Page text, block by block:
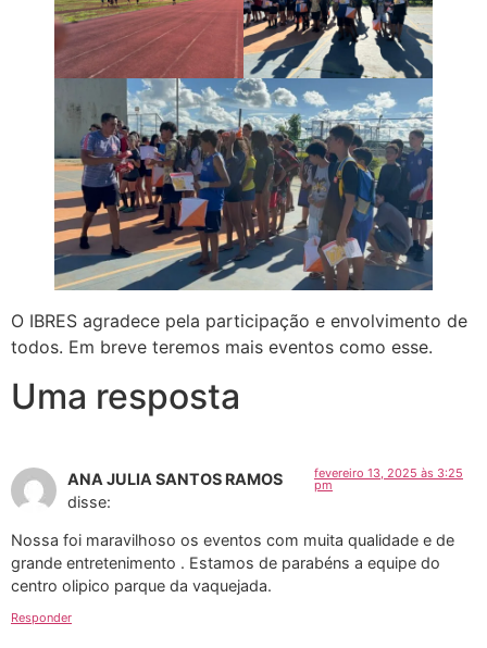
O IBRES agradece pela participação e envolvimento de
todos. Em breve teremos mais eventos como esse.
Uma resposta
ANA JULIA SANTOS RAMOS
disse:
fevereiro 13, 2025 às 3:25
pm
Nossa foi maravilhoso os eventos com muita qualidade e de
grande entretenimento . Estamos de parabéns a equipe do
centro olipico parque da vaquejada.
Responder